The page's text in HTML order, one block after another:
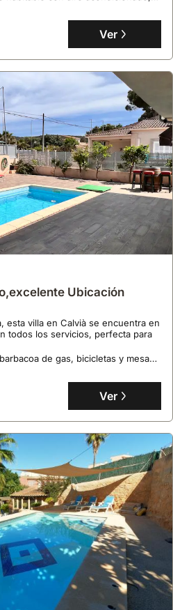
para hasta 11 personas en este
Ver
Ubicación
esta villa en Calvià se encuentra en
todos los servicios, perfecta para
de gas, bicicletas y mesa
con piscina y jardín, con
acondicionado en sus 3
Ver